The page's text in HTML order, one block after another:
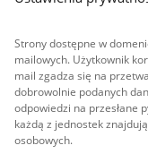
Strony dostępne w
mailowych. Użytkownik
mail zgadza się na
dobrowolnie podanych
odpowiedzi na przesłane
każdą z jednostek
osobowych.